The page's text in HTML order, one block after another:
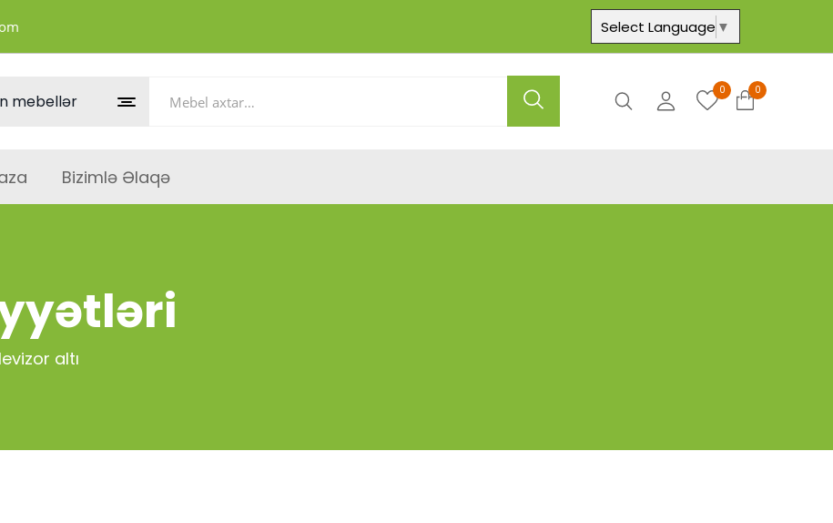
Select Language ▼
Axtar Hesabım
0 0
Bizimlə Əlaqə
altı